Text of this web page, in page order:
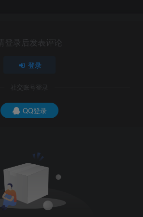
登录后发表评论
登录
社交账号登录
QQ登录